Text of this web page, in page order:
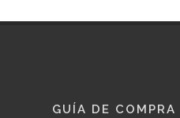
GUÍA DE COMPRA